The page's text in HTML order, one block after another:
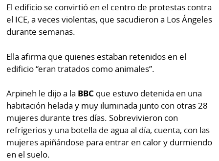
El edificio se convirtió en el centro de protestas contra
el ICE, a veces violentas, que sacudieron a Los Ángeles
durante semanas.
Ella afirma que quienes estaban retenidos en el
edificio “eran tratados como animales”.
Arpineh le dijo a la BBC que estuvo detenida en una
habitación helada y muy iluminada junto con otras 28
mujeres durante tres días. Sobrevivieron con
refrigerios y una botella de agua al día, cuenta, con las
mujeres apiñándose para entrar en calor y durmiendo
en el suelo.